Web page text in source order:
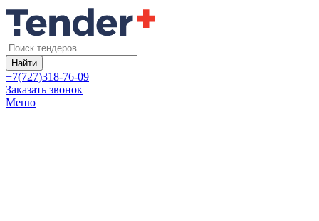
Найти
+7(727)318-76-09
Заказать звонок
Меню